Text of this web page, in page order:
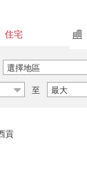
住宅
選擇地區
至 最大
貢